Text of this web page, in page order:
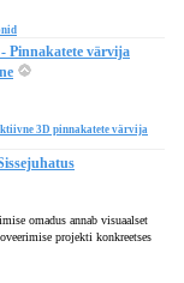
Pinnakatete värvija
3D pinnakatete värvija
omadus annab visuaalset
projekti konkreetses